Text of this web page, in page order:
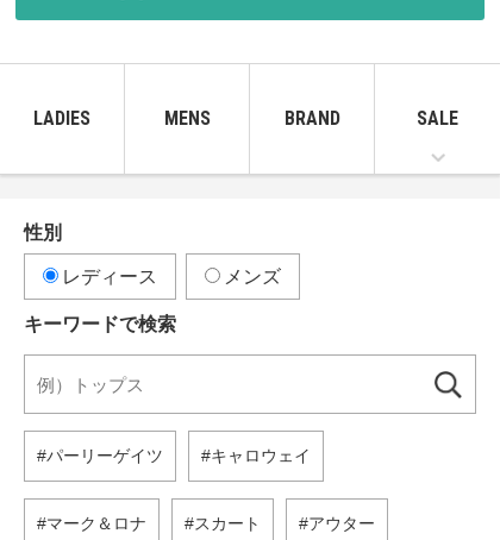
LADIES MENS BRAND SALE
性別
レディース メンズ
キーワードで検索
パーリーゲイツ キャロウェイ
マーク＆ロナ スカート アウター